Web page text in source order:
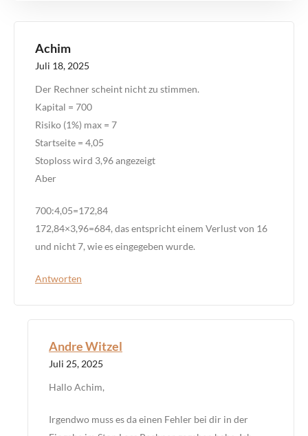
Achim
Juli 18, 2025
Der Rechner scheint nicht zu stimmen.
Kapital = 700
Risiko (1%) max = 7
Startseite = 4,05
Stoploss wird 3,96 angezeigt
Aber
700:4,05=172,84
172,84×3,96=684, das entspricht einem Verlust von 16
und nicht 7, wie es eingegeben wurde.
Antworten
Andre Witzel
Juli 25, 2025
Hallo Achim,
Irgendwo muss es da einen Fehler bei dir in der